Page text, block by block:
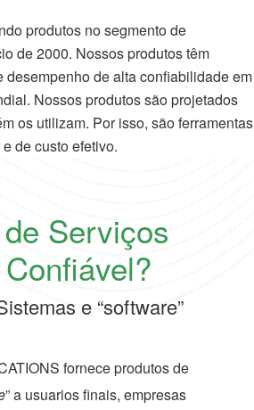
produtos no segmento de
de 2000. Nossos produtos têm
desempenho de alta confiabilidade em
Nossos produtos são projetados
os utilizam. Por isso, são ferramentas
de custo efetivo.
Serviços
e “software”
fornece produtos de
” a usuarios finais, empresas